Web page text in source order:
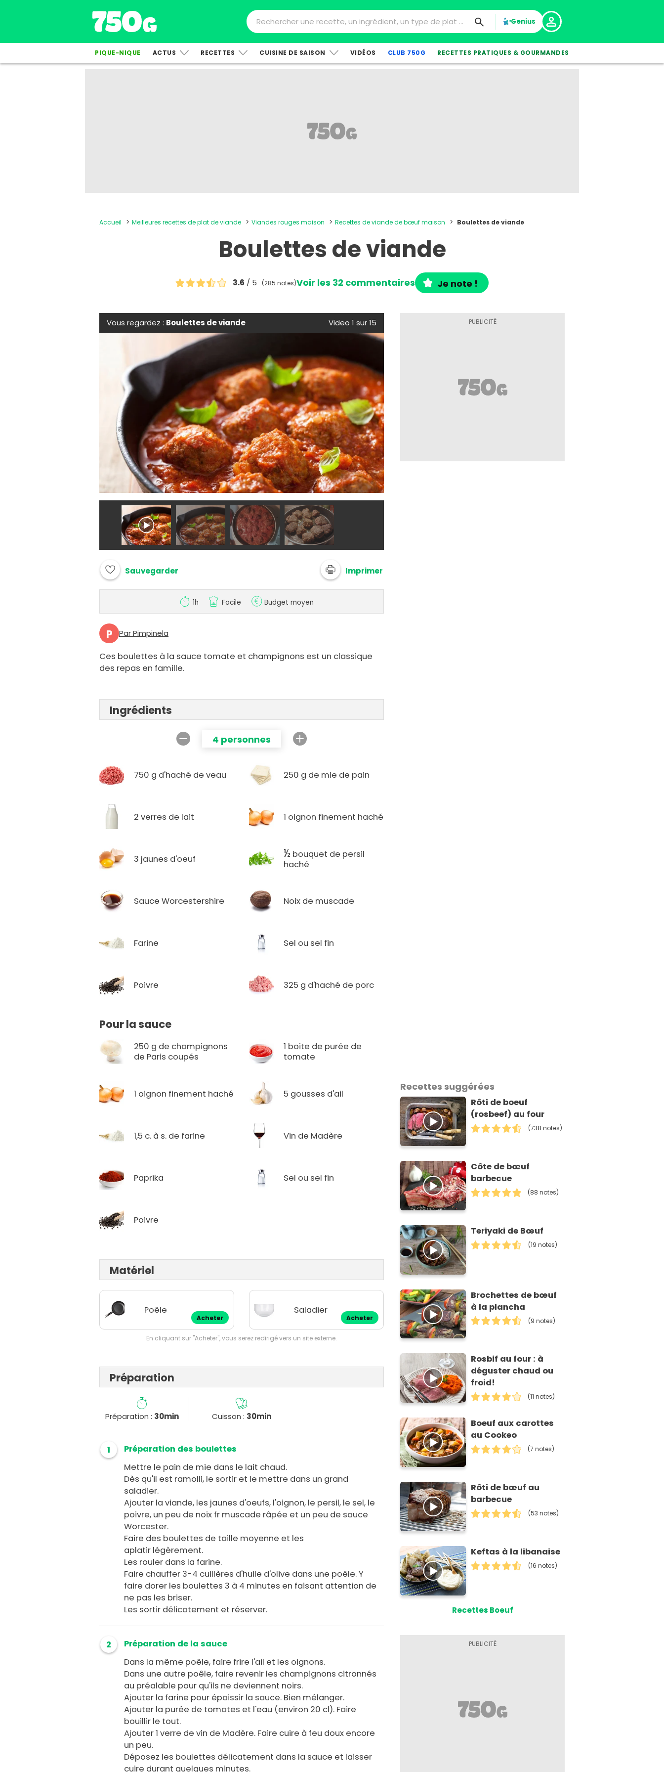
Genius
PIQUE-NIQUE ACTUS RECETTES CUISINE DE SAISON VIDÉOS CLUB 750G RECETTES PRATIQUES & GOURMANDES
Accueil Meilleures recettes de plat de viande Viandes rouges maison Recettes de viande de bœuf maison Boulettes de viande
Boulettes de viande
3.6 / 5 (285 notes)Voir les 32 commentaires Je note !
Vous regardez : Boulettes de viande Video 1 sur 15
Sauvegarder Imprimer
1h Facile Budget moyen
P Par Pimpinela
Ces boulettes à la sauce tomate et champignons est un classique
des repas en famille.
Ingrédients
4 personnes
750 g d'haché de veau 250 g de mie de pain
2 verres de lait 1 oignon finement haché
3 jaunes d'oeuf ½ bouquet de persil
haché
Sauce Worcestershire Noix de muscade
Farine Sel ou sel fin
Poivre 325 g d'haché de porc
Pour la sauce
250 g de champignons
de Paris coupés
1 boite de purée de
tomate
1 oignon finement haché 5 gousses d'ail
1,5 c. à s. de farine Vin de Madère
Paprika Sel ou sel fin
Poivre
Matériel
Poêle
Acheter
Saladier
Acheter
En cliquant sur "Acheter", vous serez redirigé vers un site externe.
Préparation
Préparation : 30min Cuisson : 30min
1
Préparation des boulettes
Mettre le pain de mie dans le lait chaud.
Dès qu'il est ramolli, le sortir et le mettre dans un grand
saladier.
Ajouter la viande, les jaunes d'oeufs, l'oignon, le persil, le sel, le
poivre, un peu de noix fr muscade râpée et un peu de sauce
Worcester.
Faire des boulettes de taille moyenne et les
aplatir légèrement.
Les rouler dans la farine.
Faire chauffer 3-4 cuillères d'huile d'olive dans une poêle. Y
faire dorer les boulettes 3 à 4 minutes en faisant attention de
ne pas les briser.
Les sortir délicatement et réserver.
2
Préparation de la sauce
Dans la même poêle, faire frire l'ail et les oignons.
Dans une autre poêle, faire revenir les champignons citronnés
au préalable pour qu'ils ne deviennent noirs.
Ajouter la farine pour épaissir la sauce. Bien mélanger.
Ajouter la purée de tomates et l'eau (environ 20 cl). Faire
bouillir le tout.
Ajouter 1 verre de vin de Madère. Faire cuire à feu doux encore
un peu.
Déposez les boulettes délicatement dans la sauce et laisser
cuire durant quelques minutes.
Recettes suggérées
Rôti de boeuf
(rosbeef) au four
(738 notes)
Côte de bœuf
barbecue
(88 notes)
Teriyaki de Bœuf
(19 notes)
Brochettes de bœuf
à la plancha
(9 notes)
Rosbif au four : à
déguster chaud ou
froid!
(11 notes)
Boeuf aux carottes
au Cookeo
(7 notes)
Rôti de bœuf au
barbecue
(53 notes)
Keftas à la libanaise
(16 notes)
Recettes Boeuf